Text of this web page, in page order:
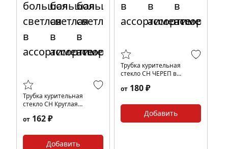
Трубка курительная
стекло CH Круглая
ассортименте
от 162 ₽
Добавить
Трубка курительная
стекло CH ЧЕРЕП в
от 180 ₽
Добавить